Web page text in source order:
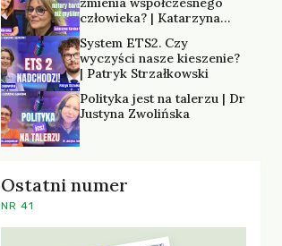
człowieka? | Katarzyna
System ETS2. Czy
wyczyści nasze kieszenie?
| Patryk Strzałkowski
Polityka jest na talerzu | Dr
Justyna Zwolińska
Ostatni numer
NR 41